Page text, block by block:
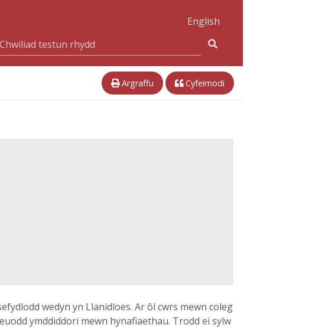
English
Argraffu Cyfeirnodi
wedyn yn Llanidloes. Ar ôl cwrs mewn coleg
ymddiddori mewn hynafiaethau. Trodd ei sylw